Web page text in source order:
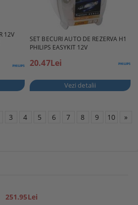
12V
SET BECURI AUTO DE REZERVA H1
PHILIPS EASYKIT 12V
20.47Lei
Vezi detalii
3 4 5 6 7 8 9 10 »
251.95Lei